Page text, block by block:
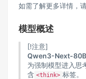
如需了解更多详情，
模型概述
[!注意]
Qwen3-Next-
为强制模型进入思
含 <think> 标签。